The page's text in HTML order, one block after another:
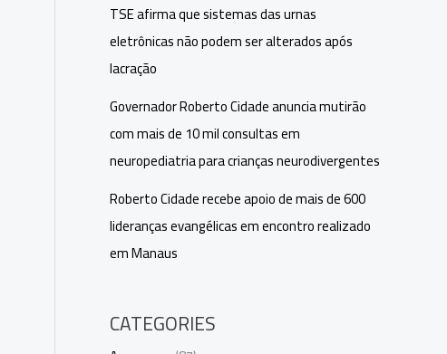
TSE afirma que sistemas das urnas
eletrônicas não podem ser alterados após
lacração
Governador Roberto Cidade anuncia mutirão
com mais de 10 mil consultas em
neuropediatria para crianças neurodivergentes
Roberto Cidade recebe apoio de mais de 600
lideranças evangélicas em encontro realizado
em Manaus
CATEGORIES